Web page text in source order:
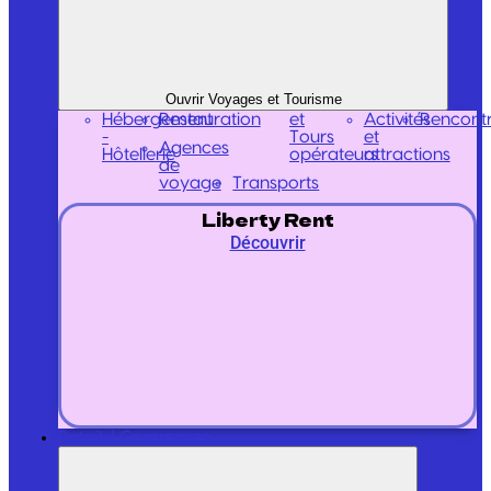
Ouvrir Voyages et Tourisme
Hébergement
-
Hôtellerie
Restauration
Agences
de
voyage
et
Tours
opérateurs
Transports
Activités
et
attractions
Liberty Rent
Découvrir
Retail / Commerce